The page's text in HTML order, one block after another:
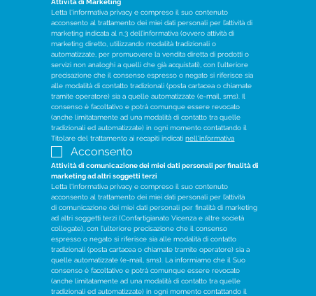
Attività di Marketing
Letta l'informativa privacy e compreso il suo contenuto
acconsento al trattamento dei miei dati personali per l’attività di
marketing indicata al n.3 dell’informativa (ovvero attività di
marketing diretto, utilizzando modalità tradizionali o
automatizzate, per promuovere la vendita diretta di prodotti o
servizi non analoghi a quelli che già acquistati), con l’ulteriore
precisazione che il consenso espresso o negato si riferisce sia
alle modalità di contatto tradizionali (posta cartacea o chiamate
tramite operatore) sia a quelle automatizzate (e-mail, sms). Il
consenso è facoltativo e potrà comunque essere revocato
(anche limitatamente ad una modalità di contatto tra quelle
tradizionali ed automatizzate) in ogni momento contattando il
Titolare del trattamento ai recapiti indicati nell'informativa
Acconsento
Attività di comunicazione dei miei dati personali per finalità di
marketing ad altri soggetti terzi
Letta l'informativa privacy e compreso il suo contenuto
acconsento al trattamento dei miei dati personali per l’attività
di comunicazione dei miei dati personali per finalità di marketing
ad altri soggetti terzi (Confartigianato Vicenza e altre società
collegate), con l’ulteriore precisazione che il consenso
espresso o negato si riferisce sia alle modalità di contatto
tradizionali (posta cartacea o chiamate tramite operatore) sia a
quelle automatizzate (e-mail, sms). La informiamo che il Suo
consenso è facoltativo e potrà comunque essere revocato
(anche limitatamente ad una modalità di contatto tra quelle
tradizionali ed automatizzate) in ogni momento contattando il